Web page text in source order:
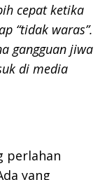
cepat ketika
“tidak waras”.
gangguan jiwa
di media
perlahan
yang